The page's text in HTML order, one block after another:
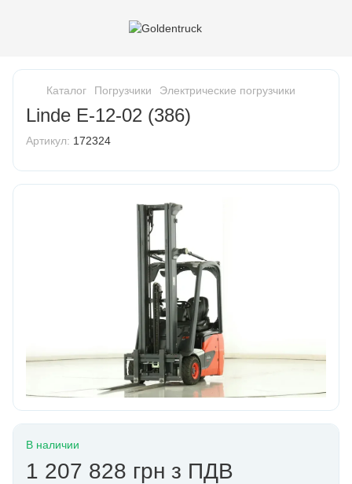
Каталог Погрузчики Электрические погрузчики
Linde E-12-02 (386)
Артикул: 172324
В наличии
1 207 828 грн з ПДВ